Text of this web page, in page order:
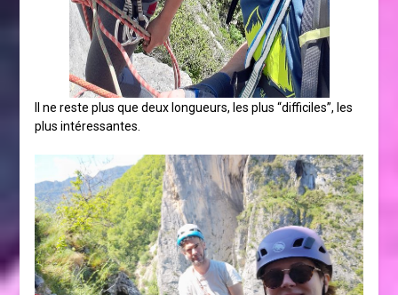
Il ne reste plus que deux longueurs, les plus “difficiles”, les
plus intéressantes.